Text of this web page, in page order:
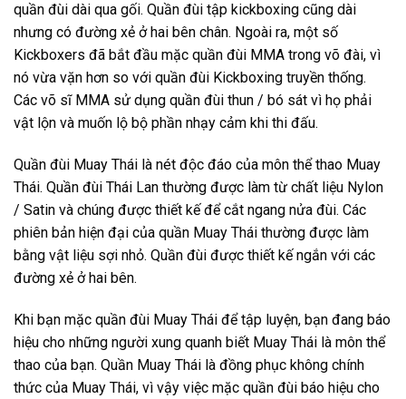
quần đùi dài qua gối. Quần đùi tập kickboxing cũng dài
nhưng có đường xẻ ở hai bên chân. Ngoài ra, một số
Kickboxers đã bắt đầu mặc quần đùi MMA trong võ đài, vì
nó vừa vặn hơn so với quần đùi Kickboxing truyền thống.
Các võ sĩ MMA sử dụng quần đùi thun / bó sát vì họ phải
vật lộn và muốn lộ bộ phần nhạy cảm khi thi đấu.
Quần đùi Muay Thái là nét độc đáo của môn thể thao Muay
Thái. Quần đùi Thái Lan thường được làm từ chất liệu Nylon
/ Satin và chúng được thiết kế để cắt ngang nửa đùi. Các
phiên bản hiện đại của quần Muay Thái thường được làm
bằng vật liệu sợi nhỏ. Quần đùi được thiết kế ngắn với các
đường xẻ ở hai bên.
Khi bạn mặc quần đùi Muay Thái để tập luyện, bạn đang báo
hiệu cho những người xung quanh biết Muay Thái là môn thể
thao của bạn. Quần Muay Thái là đồng phục không chính
thức của Muay Thái, vì vậy việc mặc quần đùi báo hiệu cho